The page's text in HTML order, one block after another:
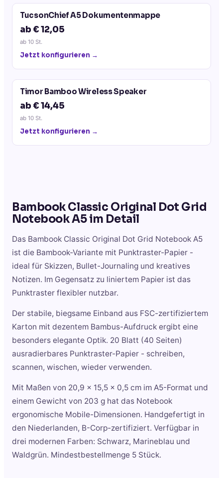
TucsonChief A5 Dokumentenmappe
ab € 12,05
ab 10 St.
Jetzt konfigurieren →
Timor Bamboo Wireless Speaker
ab € 14,45
ab 10 St.
Jetzt konfigurieren →
Bambook Classic Original Dot Grid
Notebook A5im Detail
Das Bambook Classic Original Dot Grid Notebook A5
ist die Bambook-Variante mit Punktraster-Papier -
ideal für Skizzen, Bullet-Journaling und kreatives
Notizen. Im Gegensatz zu liniertem Papier ist das
Punktraster flexibler nutzbar.
Der stabile, biegsame Einband aus FSC-zertifiziertem
Karton mit dezentem Bambus-Aufdruck ergibt eine
besonders elegante Optik. 20 Blatt (40 Seiten)
ausradierbares Punktraster-Papier - schreiben,
scannen, wischen, wieder verwenden.
Mit Maßen von 20,9 x 15,5 x 0,5 cm im A5-Format und
einem Gewicht von 203 g hat das Notebook
ergonomische Mobile-Dimensionen. Handgefertigt in
den Niederlanden, B-Corp-zertifiziert. Verfügbar in
drei modernen Farben: Schwarz, Marineblau und
Waldgrün. Mindestbestellmenge 5 Stück.